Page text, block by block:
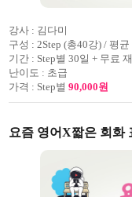
강사 : 김다미
구성 : 2Step (총40강) / 평균
기간 : Step별 30일 + 무료
난이도 : 초급
가격 : Step별 90,000원
요즘 영어X짧은 회화